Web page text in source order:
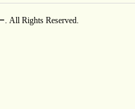
All Rights Reserved.